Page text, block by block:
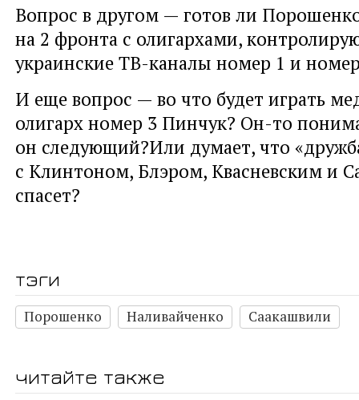
Вопрос в другом — готов ли
на 2 фронта с олигархами,
украинские ТВ-каналы номер 1 и
И еще вопрос — во что будет играть
олигарх номер 3 Пинчук? Он-то
он следующий?Или думает, что
с Клинтоном, Блэром, Квасневским и
спасет?
тэги
Порошенко Наливайченко Саакашвили
читайте также